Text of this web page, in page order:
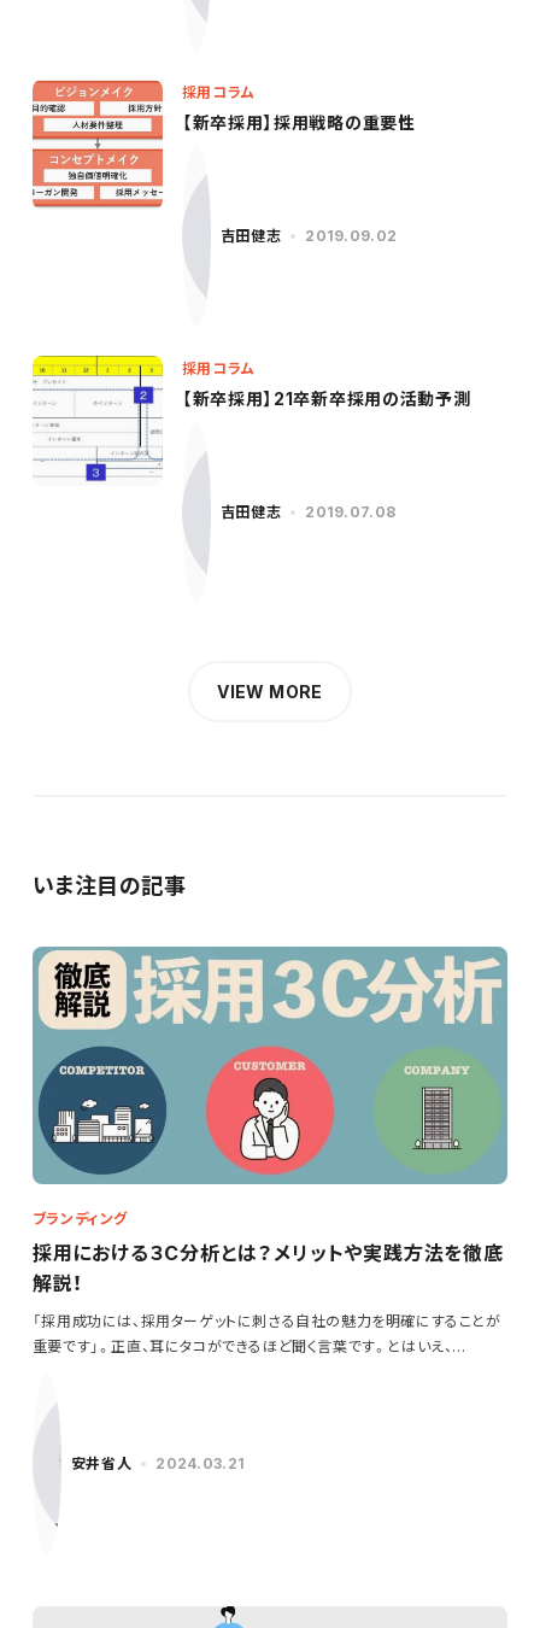
採用コラム
【新卒採用】採用戦略の重要性
吉田健志 2019.09.02
採用コラム
【新卒採用】21卒新卒採用の活動予測
吉田健志 2019.07.08
VIEW MORE
いま注目の記事
ブランディング
採用における３C分析とは？メリットや実践方法を徹底
解説！
「採用成功には、採用ターゲットに刺さる自社の魅力を明確にすることが
重要です」。正直、耳にタコができるほど聞く言葉です。とはいえ、…
安井省人 2024.03.21